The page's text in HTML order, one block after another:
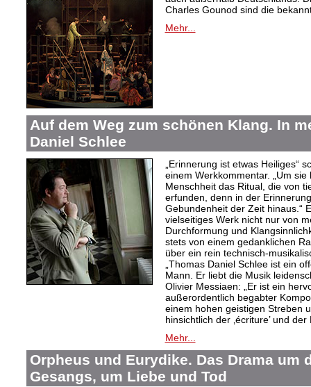
Charles Gounod sind die
Mehr...
Auf dem Weg zum schönen Klang. In
Daniel Schlee
„Erinnerung ist etwas Heiliges“
einem Werkkommentar. „Um
Menschheit das Ritual, die von
erfunden, denn in der
Gebundenheit der Zeit hinaus.“
vielseitiges Werk nicht nur von
Durchformung und
stets von einem gedanklichen
über ein rein technisch-
„Thomas Daniel Schlee ist ein
Mann. Er liebt die Musik
Olivier Messiaen: „Er ist ein
außerordentlich begabter
einem hohen geistigen Streben
hinsichtlich der ‚écriture’ und der
Mehr...
Orpheus und Eurydike. Das Drama um
Gesangs, um Liebe und Tod